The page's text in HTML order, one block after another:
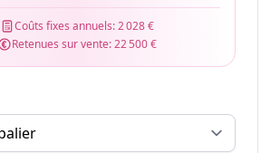
Coûts fixes annuels:2 028 €
Retenues sur vente:22 500 €